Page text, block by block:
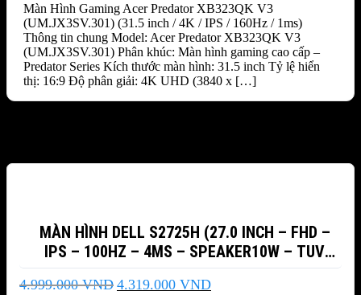
Màn Hình Gaming Acer Predator XB323QK V3
(UM.JX3SV.301) (31.5 inch / 4K / IPS / 160Hz / 1ms)
Thông tin chung Model: Acer Predator XB323QK V3
(UM.JX3SV.301) Phân khúc: Màn hình gaming cao cấp –
Predator Series Kích thước màn hình: 31.5 inch Tỷ lệ hiển
thị: 16:9 Độ phân giải: 4K UHD (3840 x […]
MÀN HÌNH DELL S2725H (27.0 INCH – FHD –
IPS – 100HZ – 4MS – SPEAKER10W – TUV
EYECOMFORT4)
4.999.000VND Giá
4.319.000 VNDGiá